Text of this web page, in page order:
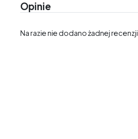
Opinie
Na razie nie dodano żadnej recenzji.